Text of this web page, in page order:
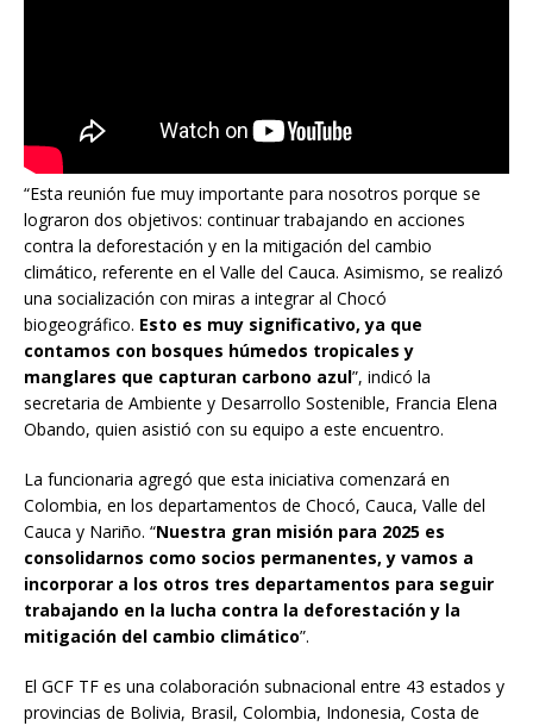
“Esta reunión fue muy importante para nosotros porque se
lograron dos objetivos: continuar trabajando en acciones
contra la deforestación y en la mitigación del cambio
climático, referente en el Valle del Cauca. Asimismo, se realizó
una socialización con miras a integrar al Chocó
biogeográfico. Esto es muy significativo, ya que
contamos con bosques húmedos tropicales y
manglares que capturan carbono azul”, indicó la
secretaria de Ambiente y Desarrollo Sostenible, Francia Elena
Obando, quien asistió con su equipo a este encuentro.
La funcionaria agregó que esta iniciativa comenzará en
Colombia, en los departamentos de Chocó, Cauca, Valle del
Cauca y Nariño. “Nuestra gran misión para 2025 es
consolidarnos como socios permanentes, y vamos a
incorporar a los otros tres departamentos para seguir
trabajando en la lucha contra la deforestación y la
mitigación del cambio climático”.
El GCF TF es una colaboración subnacional entre 43 estados y
provincias de Bolivia, Brasil, Colombia, Indonesia, Costa de